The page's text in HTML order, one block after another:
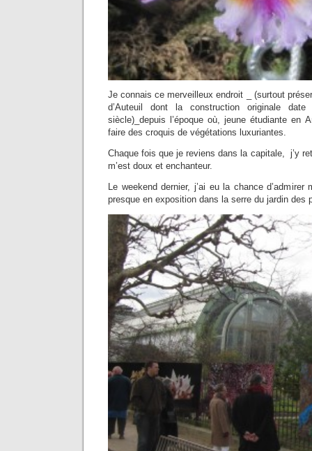
Je connais ce merveilleux endroit _ (surtout
d’Auteuil dont la construction originale
siècle)_depuis l’époque où, jeune étudiante en
faire des croquis de végétations luxuriantes.
Chaque fois que je reviens dans la capitale, j’y
m’est doux et enchanteur.
Le weekend dernier, j’ai eu la chance
presque en exposition dans la serre du jardin des